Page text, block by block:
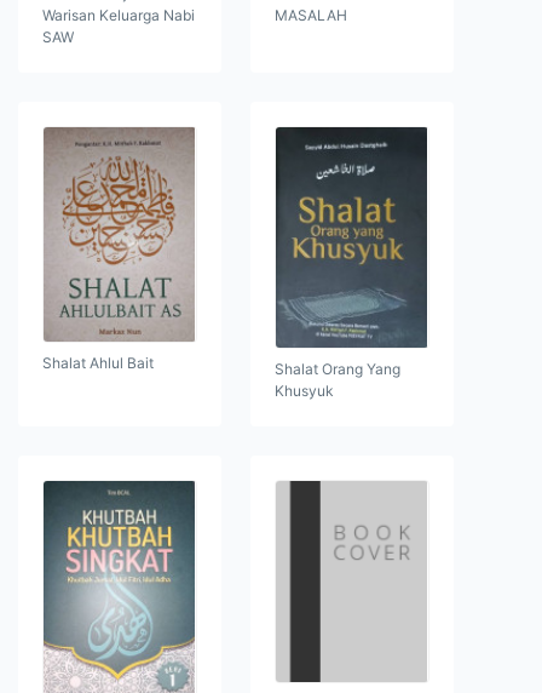
Warisan Keluarga Nabi
SAW
MASALAH
Shalat Ahlul Bait
Shalat Orang Yang
Khusyuk